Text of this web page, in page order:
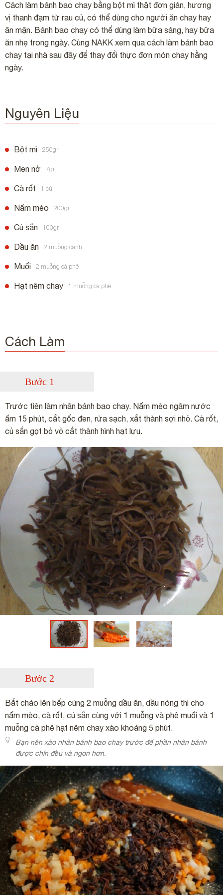
Cách làm bánh bao chay bằng bột mì thật đơn giản, hương
vị thanh đạm từ rau củ, có thể dùng cho người ăn chay hay
ăn mặn. Bánh bao chay có thể dùng làm bữa sáng, hay bữa
ăn nhẹ trong ngày. Cùng NAKK xem qua cách làm bánh bao
chay tại nhà sau đây để thay đổi thực đơn món chay hằng
ngày.
Nguyên Liệu
Bột mì 250gr
Men nở 7gr
Cà rốt 1 củ
Nấm mèo 200gr
Củ sắn 100gr
Dầu ăn 2 muỗng canh
Muối 2 muỗng cà phê
Hạt nêm chay 1 muỗng cà phê
Cách Làm
Bước 1
Trước tiên làm nhân bánh bao chay. Nấm mèo ngâm nước
ấm 15 phút, cắt gốc đen, rửa sạch, xắt thành sợi nhỏ. Cà rốt,
củ sắn gọt bỏ vỏ cắt thành hình hạt lựu.
Bước 2
Bắt chảo lên bếp cùng 2 muỗng dầu ăn, dầu nóng thì cho
nấm mèo, cà rốt, củ sắn cùng với 1 muỗng và phê muối và 1
muỗng cà phê hạt nêm chay xào khoảng 5 phút.
Bạn nên xào nhân bánh bao chay trước để phần nhân bánh
được chín đều và ngon hơn.